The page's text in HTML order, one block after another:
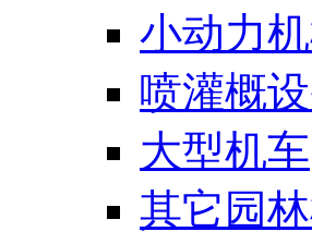
小动力
喷灌概
大型机车
其它园